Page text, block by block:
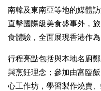
南韓及東南亞等地的媒體
直擊國際級美食盛事外，
食體驗，全面展現香港作
行程亮點包括與本地名廚
與烹飪理念；參加由富臨
心工作坊，學習製作燒賣